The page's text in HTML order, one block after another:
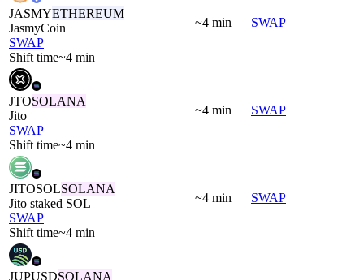
JASMYETHEREUM
JasmyCoin
SWAP
Shift time~4 min
~4 min SWAP
JTOSOLANA
Jito
SWAP
Shift time~4 min
~4 min SWAP
JITOSOLSOLANA
Jito staked SOL
SWAP
Shift time~4 min
~4 min SWAP
JUPUSDSOLANA